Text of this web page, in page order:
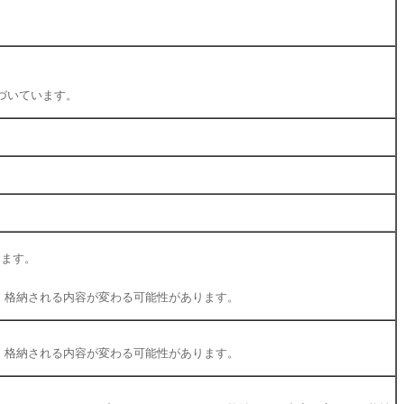
ています。
す。
納される内容が変わる可能性があります。
納される内容が変わる可能性があります。